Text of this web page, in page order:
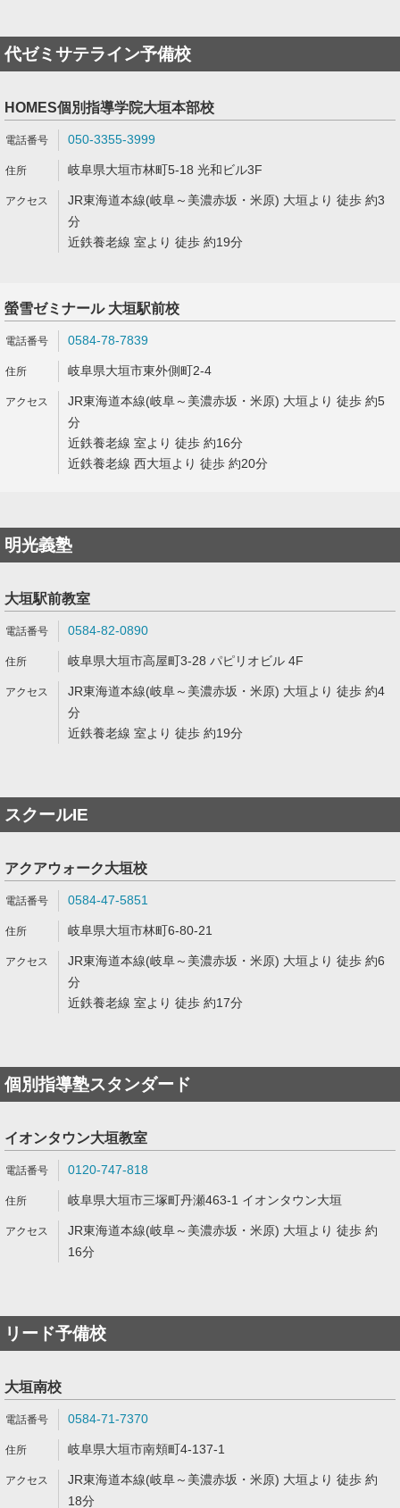
代ゼミサテライン予備校
HOMES個別指導学院大垣本部校
050-3355-3999
岐阜県大垣市林町5-18 光和ビル3F
JR東海道本線(岐阜～美濃赤坂・米原) 大垣より 徒歩 約3
分
近鉄養老線 室より 徒歩 約19分
螢雪ゼミナール 大垣駅前校
0584-78-7839
岐阜県大垣市東外側町2-4
JR東海道本線(岐阜～美濃赤坂・米原) 大垣より 徒歩 約5
分
近鉄養老線 室より 徒歩 約16分
近鉄養老線 西大垣より 徒歩 約20分
明光義塾
大垣駅前教室
0584-82-0890
岐阜県大垣市高屋町3-28 パピリオビル 4F
JR東海道本線(岐阜～美濃赤坂・米原) 大垣より 徒歩 約4
分
近鉄養老線 室より 徒歩 約19分
スクールIE
アクアウォーク大垣校
0584-47-5851
岐阜県大垣市林町6-80-21
JR東海道本線(岐阜～美濃赤坂・米原) 大垣より 徒歩 約6
分
近鉄養老線 室より 徒歩 約17分
個別指導塾スタンダード
イオンタウン大垣教室
0120-747-818
岐阜県大垣市三塚町丹瀬463-1 イオンタウン大垣
JR東海道本線(岐阜～美濃赤坂・米原) 大垣より 徒歩 約
16分
リード予備校
大垣南校
0584-71-7370
岐阜県大垣市南頬町4-137-1
JR東海道本線(岐阜～美濃赤坂・米原) 大垣より 徒歩 約
18分